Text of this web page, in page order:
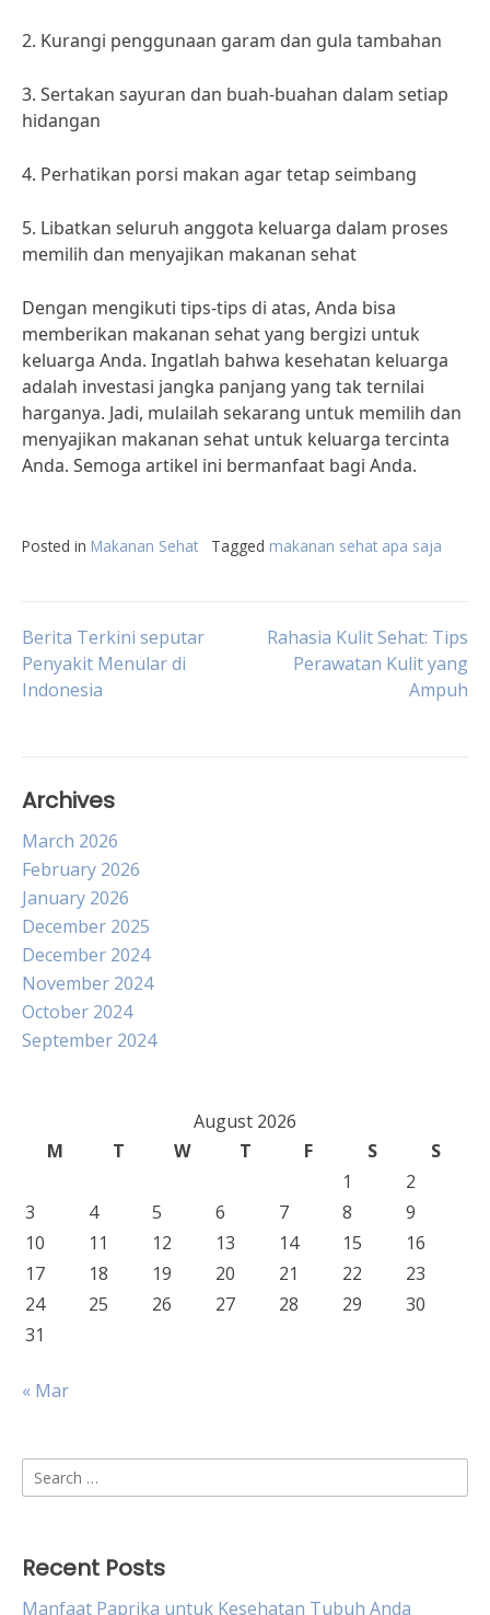
2. Kurangi penggunaan garam dan gula tambahan
3. Sertakan sayuran dan buah-buahan dalam setiap
hidangan
4. Perhatikan porsi makan agar tetap seimbang
5. Libatkan seluruh anggota keluarga dalam proses
memilih dan menyajikan makanan sehat
Dengan mengikuti tips-tips di atas, Anda bisa
memberikan makanan sehat yang bergizi untuk
keluarga Anda. Ingatlah bahwa kesehatan keluarga
adalah investasi jangka panjang yang tak ternilai
harganya. Jadi, mulailah sekarang untuk memilih dan
menyajikan makanan sehat untuk keluarga tercinta
Anda. Semoga artikel ini bermanfaat bagi Anda.
Posted in Makanan Sehat Tagged makanan sehat apa saja
Post
navigation
Berita Terkini seputar
Penyakit Menular di
Indonesia
Rahasia Kulit Sehat: Tips
Perawatan Kulit yang
Ampuh
Archives
March 2026
February 2026
January 2026
December 2025
December 2024
November 2024
October 2024
September 2024
August 2026
M
T W T F S
S
1
2
3
4 5 6 7 8
9
10
11 12 13 14 15
16
17
18 19 20 21 22
23
24
25 26 27 28 29
30
31
« Mar
Search
for:
Recent Posts
Manfaat Paprika untuk Kesehatan Tubuh Anda